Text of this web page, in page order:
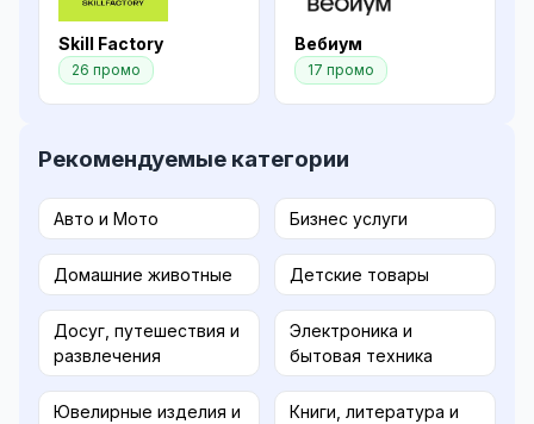
Skill Factory
26 промо
Вебиум
17 промо
Рекомендуемые категории
Авто и Мото Бизнес услуги
Домашние животные Детские товары
Досуг, путешествия и
развлечения
Электроника и
бытовая техника
Ювелирные изделия и
Книги, литература и